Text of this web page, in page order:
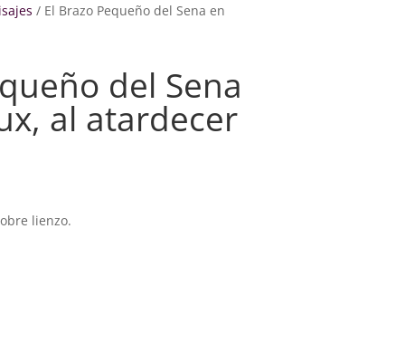
/ El Brazo Pequeño del Sena en
del Sena
al atardecer
lienzo.